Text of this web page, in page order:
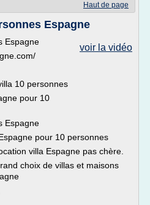
Haut de page
Espagne
voir la vidéo
Espagne
10 personnes
pour 10
Espagne
pour 10 personnes
villa Espagne pas chère.
choix de villas et maisons